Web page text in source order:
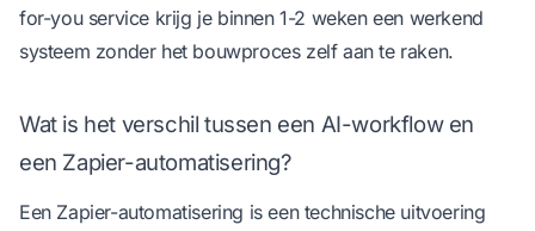
for-you service krijg je binnen 1-2 weken een werkend
systeem zonder het bouwproces zelf aan te raken.
Wat is het verschil tussen een AI-workflow en
een Zapier-automatisering?
Een Zapier-automatisering is een technische uitvoering